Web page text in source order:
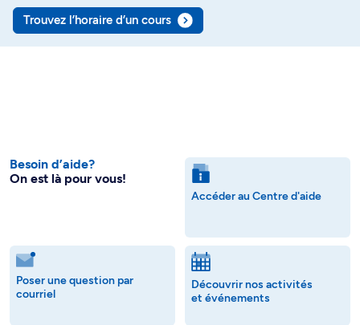
Trouvez l’horaire d’un cours
Besoin d’aide?
On est là pour vous!
Accéder au Centre d'aide
Poser une question par
courriel
Découvrir nos activités
et événements